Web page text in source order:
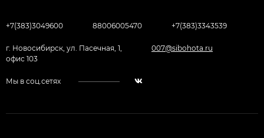
+7(383)3049600 88006005470 +7(383)3343539
г. Новосибирск, ул. Пасечная, 1,
офис 103
007@sibohota.ru
Мы в соц.сетях